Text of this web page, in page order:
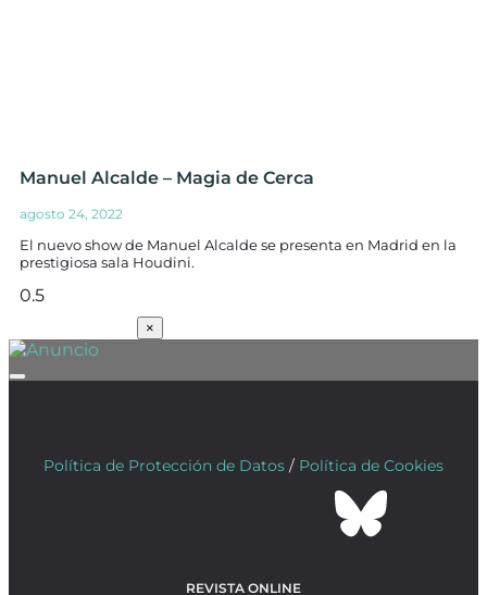
Manuel Alcalde – Magia de Cerca
agosto 24, 2022
El nuevo show de Manuel Alcalde se presenta en Madrid en la
prestigiosa sala Houdini.
×
Política de Protección de Datos / Política de Cookies
REVISTA ONLINE